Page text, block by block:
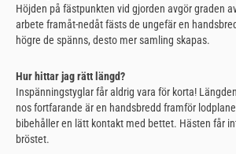
Höjden på fästpunkten vid gjorden avgör graden
arbete framåt-nedåt fästs de ungefär en
högre de spänns, desto mer samling skapas.
Hur hittar jag rätt längd?
Inspänningstyglar får aldrig vara för korta!
nos fortfarande är en handsbredd framför
bibehåller en lätt kontakt med bettet. Hästen får
bröstet.